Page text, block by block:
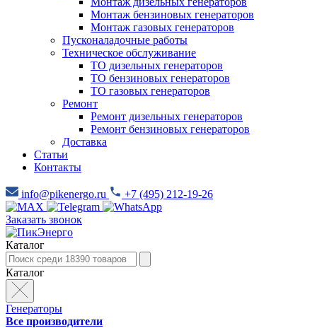
Монтаж бензиновых генераторов
Монтаж газовых генераторов
Пусконаладочные работы
Техническое обслуживание
ТО дизельных генераторов
ТО бензиновых генераторов
ТО газовых генераторов
Ремонт
Ремонт дизельных генераторов
Ремонт бензиновых генераторов
Доставка
Статьи
Контакты
info@pikenergo.ru +7 (495) 212-19-26
Заказать звонок
Каталог
Каталог
Генераторы
Все производители